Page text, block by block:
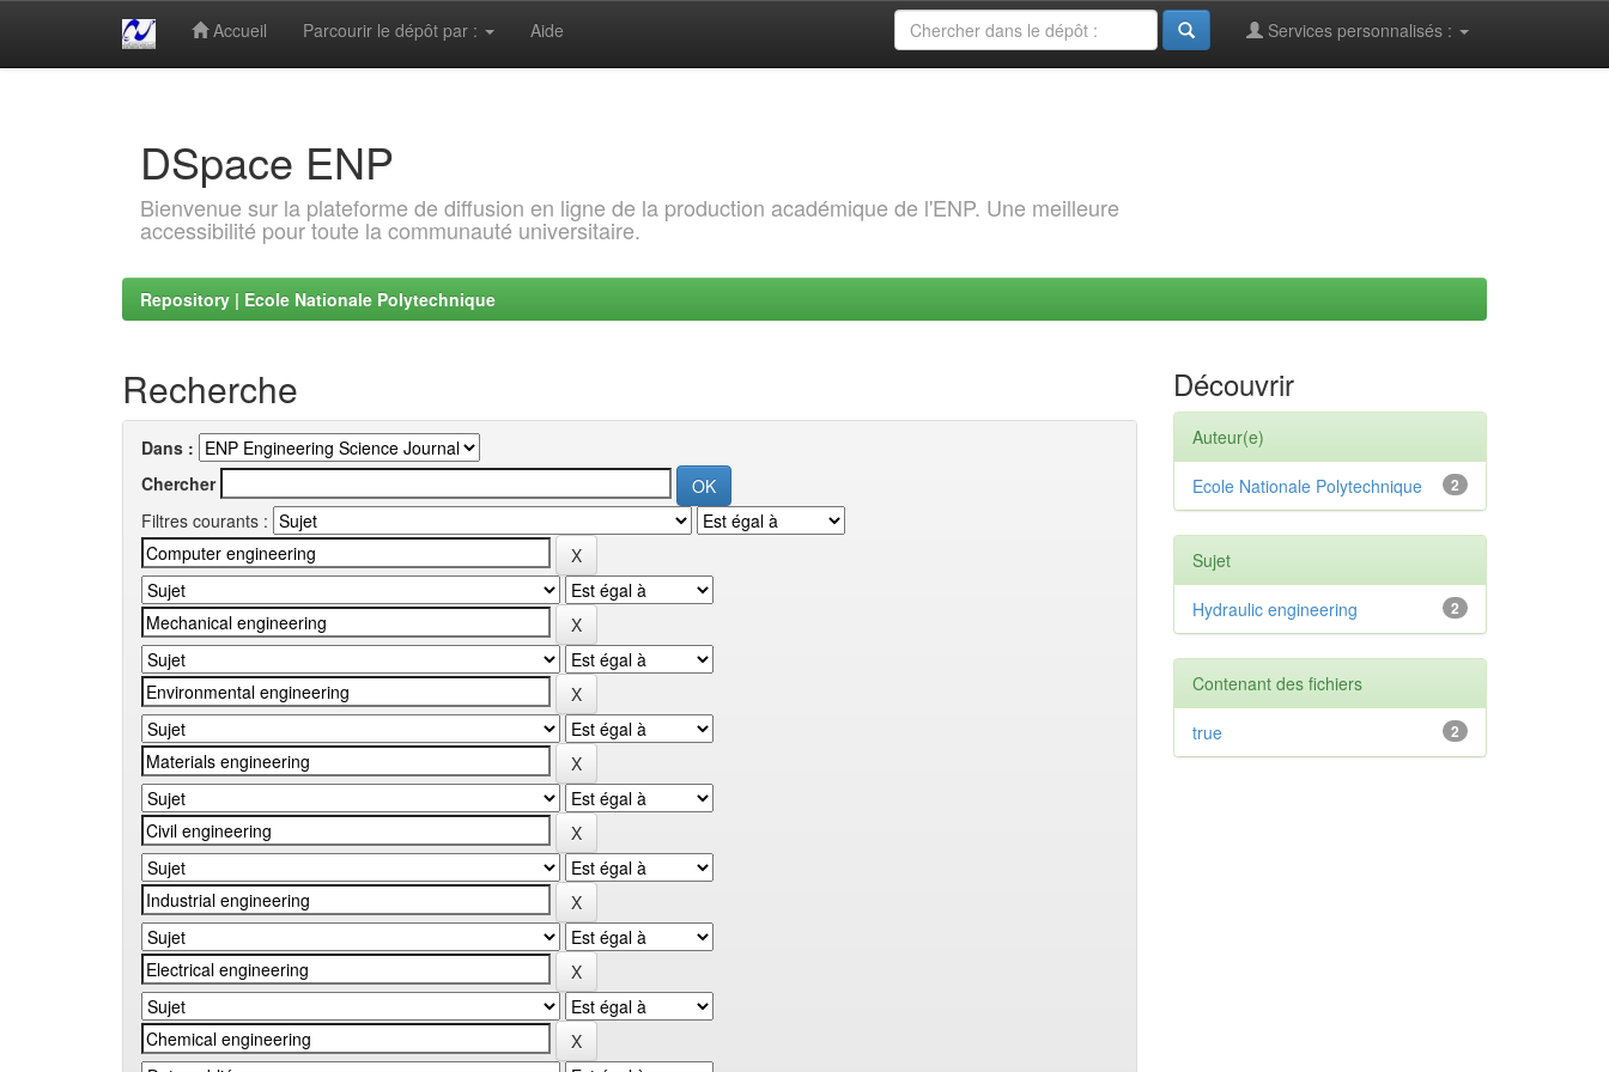
Accueil Parcourir le dépôt par : Aide Services personnalisés :
DSpace ENP
Bienvenue sur la plateforme de diffusion en ligne de la production académique de l'ENP. Une meilleure
accessibilité pour toute la communauté universitaire.
Repository | Ecole Nationale Polytechnique
Recherche
Dans :
Chercher
Filtres courants :
Découvrir
Auteur(e)
2
Ecole Nationale Polytechnique
Sujet
2
Hydraulic engineering
Contenant des fichiers
2
true